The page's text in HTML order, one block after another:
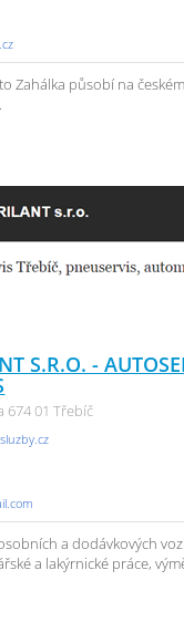
Zahálka působí na
S.R.O. -
674 01 Třebíč
a dodávkových
a lakýrnické práce,